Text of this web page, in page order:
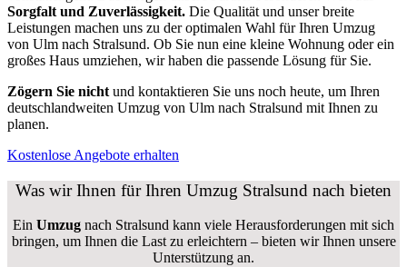
Sorgfalt und Zuverlässigkeit. Die Qualität und unser breite
Leistungen machen uns zu der optimalen Wahl für Ihren Umzug
von Ulm nach Stralsund. Ob Sie nun eine kleine Wohnung oder ein
großes Haus umziehen, wir haben die passende Lösung für Sie.
Zögern Sie nicht und kontaktieren Sie uns noch heute, um Ihren
deutschlandweiten Umzug von Ulm nach Stralsund mit Ihnen zu
planen.
Kostenlose Angebote erhalten
Was wir Ihnen für Ihren Umzug Stralsund nach bieten
Ein Umzug nach Stralsund kann viele Herausforderungen mit sich
bringen, um Ihnen die Last zu erleichtern – bieten wir Ihnen unsere
Unterstützung an.